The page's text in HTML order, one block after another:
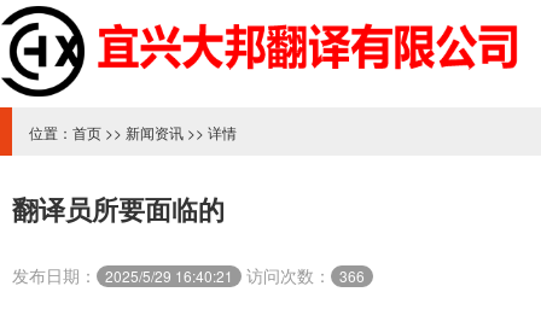
位置： 首页 >> 新闻资讯 >> 详情
翻译员所要面临的
发布日期： 2025/5/29 16:40:21 访问次数： 366